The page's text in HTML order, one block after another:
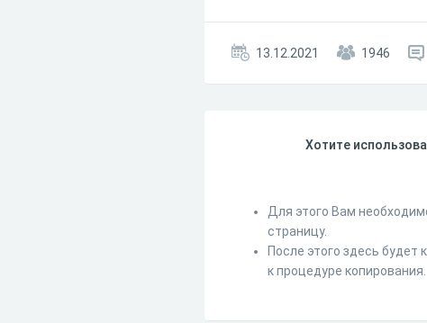
13.12.2021 1946
Хотите
Для этого Вам
страницу.
После этого здесь
к процедуре копирования.